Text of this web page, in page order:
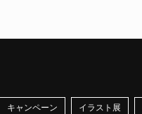
キャンペーン イラスト展